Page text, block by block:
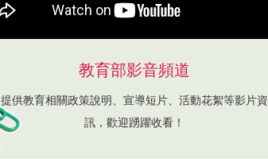
教育部影音頻道
提供教育相關政策說明、宣導短片、活動花絮等影片資
訊，歡迎踴躍收看！